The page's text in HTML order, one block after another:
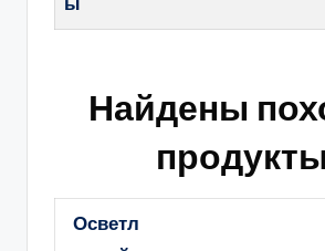
Найдены
Осветл